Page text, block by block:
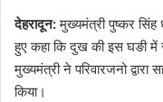
देहरादून:मुख्यमंत्री पुष्कर सिंह
हुए कहा कि दुख की इस घङी
मुख्यमंत्री ने परिवारजनो
किया।